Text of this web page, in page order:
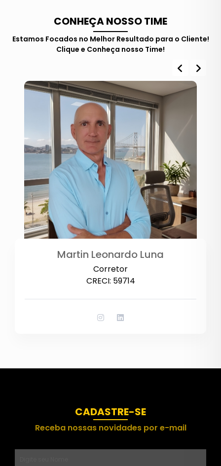
CONHEÇA NOSSO TIME
Estamos Focados no Melhor Resultado para o Cliente!
Clique e Conheça nosso Time!
Martin Leonardo Luna
Corretor
CRECI: 59714
CADASTRE-SE
Receba nossas novidades por e-mail